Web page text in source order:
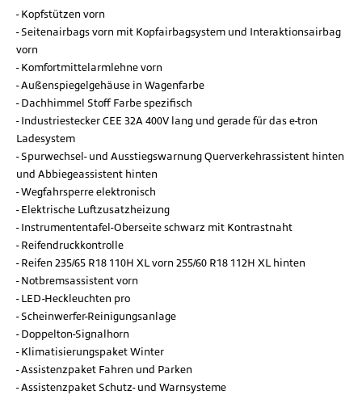
Kopfstützen vorn
Seitenairbags vorn mit Kopfairbagsystem und Interaktionsairbag
vorn
Komfortmittelarmlehne vorn
Außenspiegelgehäuse in Wagenfarbe
Dachhimmel Stoff Farbe spezifisch
Industriestecker CEE 32A 400V lang und gerade für das e-tron
Ladesystem
Spurwechsel- und Ausstiegswarnung Querverkehrassistent hinten
und Abbiegeassistent hinten
Wegfahrsperre elektronisch
Elektrische Luftzusatzheizung
Instrumententafel-Oberseite schwarz mit Kontrastnaht
Reifendruckkontrolle
Reifen 235/65 R18 110H XL vorn 255/60 R18 112H XL hinten
Notbremsassistent vorn
LED-Heckleuchten pro
Scheinwerfer-Reinigungsanlage
Doppelton-Signalhorn
Klimatisierungspaket Winter
Assistenzpaket Fahren und Parken
Assistenzpaket Schutz- und Warnsysteme